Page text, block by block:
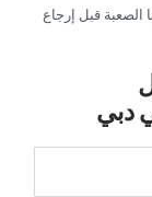
قبل إرجاع
دبي‏